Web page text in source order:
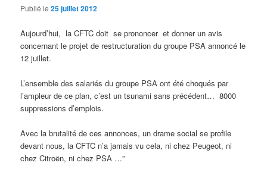
Publié le25 juillet 2012
Aujourd’hui, la CFTC doit se prononcer et donner un avis
concernant le projet de restructuration du groupe PSA annoncé le
12 juillet.
L’ensemble des salariés du groupe PSA ont été choqués par
l’ampleur de ce plan, c’est un tsunami sans précédent… 8000
suppressions d’emplois.
Avec la brutalité de ces annonces, un drame social se profile
devant nous, la CFTC n’a jamais vu cela, ni chez Peugeot, ni
chez Citroën, ni chez PSA …”